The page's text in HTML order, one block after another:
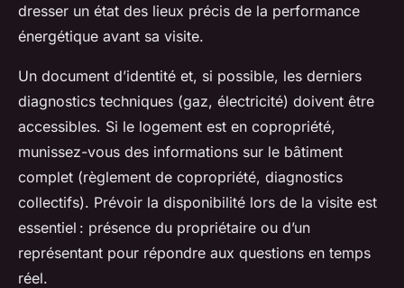
dresser un état des lieux précis de la performance
énergétique avant sa visite.
Un document d’identité et, si possible, les derniers
diagnostics techniques (gaz, électricité) doivent être
accessibles. Si le logement est en copropriété,
munissez-vous des informations sur le bâtiment
complet (règlement de copropriété, diagnostics
collectifs). Prévoir la disponibilité lors de la visite est
essentiel : présence du propriétaire ou d’un
représentant pour répondre aux questions en temps
réel.